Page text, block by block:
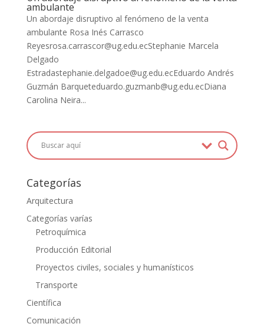
ambulante
Un abordaje disruptivo al fenómeno de la venta
ambulante Rosa Inés Carrasco
Reyesrosa.carrascor@ug.edu.ecStephanie Marcela
Delgado
Estradastephanie.delgadoe@ug.edu.ecEduardo Andrés
Guzmán Barqueteduardo.guzmanb@ug.edu.ecDiana
Carolina Neira...
Categorías
Arquitectura
Categorías varías
Petroquímica
Producción Editorial
Proyectos civiles, sociales y humanísticos
Transporte
Científica
Comunicación